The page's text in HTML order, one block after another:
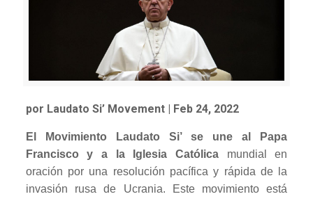
por Laudato Si’ Movement | Feb 24, 2022
El Movimiento Laudato Si’ se une al Papa
Francisco y a la Iglesia Católicamundial en
oración por una resolución pacífica y rápida de la
invasión rusa de Ucrania. Este movimiento está